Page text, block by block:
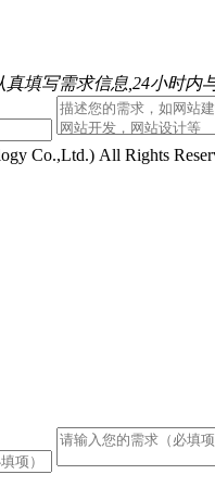
真填写需求信息,24小时内
Co.,Ltd.) All Rights